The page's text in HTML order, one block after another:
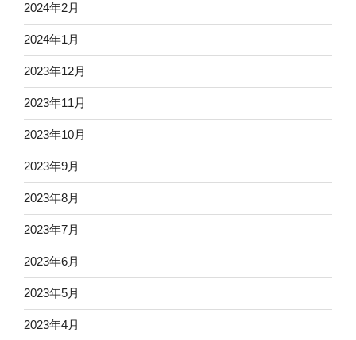
2024年2月
2024年1月
2023年12月
2023年11月
2023年10月
2023年9月
2023年8月
2023年7月
2023年6月
2023年5月
2023年4月